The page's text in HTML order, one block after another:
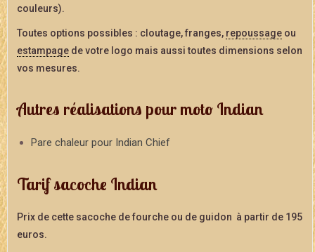
couleurs).
Toutes options possibles : cloutage, franges, repoussageou
estampagede votre logo mais aussi toutes dimensions selon
vos mesures.
Autres réalisations pour moto Indian
Pare chaleur pour Indian Chief
Tarif sacoche Indian
Prix de cette sacoche de fourche ou de guidon à partir de 195
euros.